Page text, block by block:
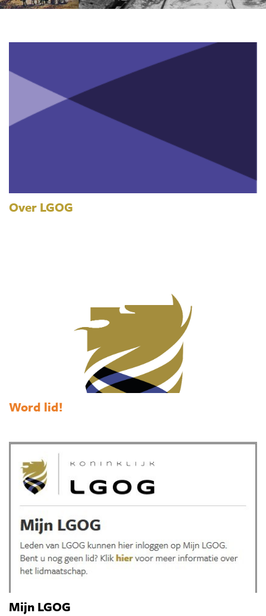
Over LGOG
Word lid!
Mijn LGOG